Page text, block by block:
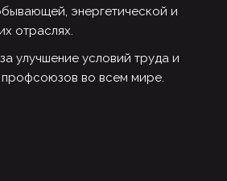
энергетической и
отраслях.
улучшение условий труда и
во всем мире.